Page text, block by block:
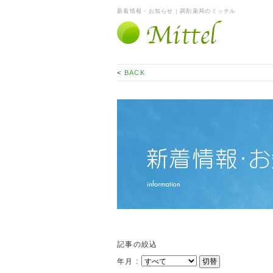
新着情報・お知らせ｜調剤薬局のミッテル
< BACK
記事の絞込
年月 :